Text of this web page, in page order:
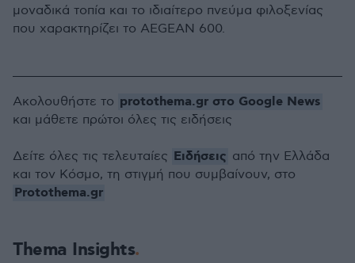
μοναδικά τοπία και το ιδιαίτερο πνεύμα φιλοξενίας
που χαρακτηρίζει το AEGEAN 600.
Thema Insights
Ακολουθήστε το protothema.gr στο Google News
και μάθετε πρώτοι όλες τις ειδήσεις
Δείτε όλες τις τελευταίες Ειδήσεις από την Ελλάδα
και τον Κόσμο, τη στιγμή που συμβαίνουν, στο
Protothema.gr